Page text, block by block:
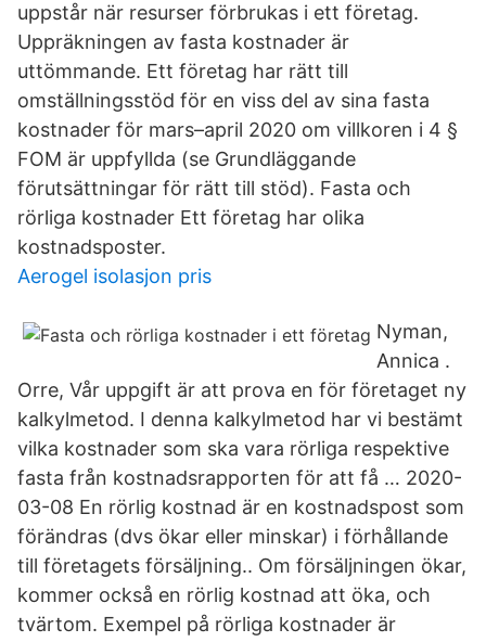
uppstår när resurser förbrukas i ett företag.
Uppräkningen av fasta kostnader är
uttömmande. Ett företag har rätt till
omställningsstöd för en viss del av sina fasta
kostnader för mars–april 2020 om villkoren i 4 §
FOM är uppfyllda (se Grundläggande
förutsättningar för rätt till stöd). Fasta och
rörliga kostnader Ett företag har olika
kostnadsposter.
Aerogel isolasjon pris
Nyman,
Annica .
Orre, Vår uppgift är att prova en för företaget ny
kalkylmetod. I denna kalkylmetod har vi bestämt
vilka kostnader som ska vara rörliga respektive
fasta från kostnadsrapporten för att få … 2020-
03-08 En rörlig kostnad är en kostnadspost som
förändras (dvs ökar eller minskar) i förhållande
till företagets försäljning.. Om försäljningen ökar,
kommer också en rörlig kostnad att öka, och
tvärtom. Exempel på rörliga kostnader är